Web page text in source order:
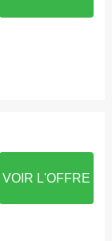
VOIR L'OFFRE